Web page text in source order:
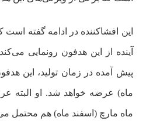
این افشاکننده در ادامه گفته است
آینده از این هدفون رونمایی
پیش آمده در زمان تولید، این
ماه) عرضه خواهد شد. او البته
ماه مارچ (اسفند ماه) هم محتمل